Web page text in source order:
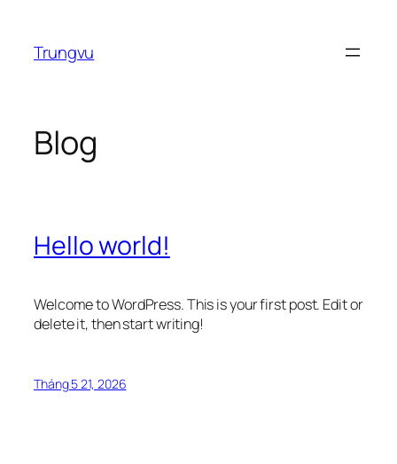
phầnTrungvu
Blog
Hello world!
Welcome to WordPress. This is your first post. Edit or
delete it, then start writing!
Tháng 5 21, 2026